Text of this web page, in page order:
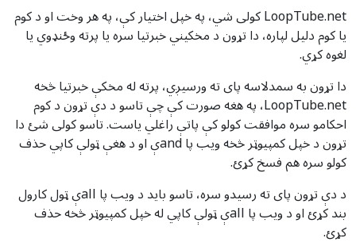
LoopTube.net کولی شي، په خپل اختیار کې، په هر وخت او د کوم
یا کوم دلیل لپاره، دا تړون د مخکیني خبرتیا سره یا پرته وځنډوي یا
لغوه کړي.
دا تړون به سمدلاسه پای ته ورسیږي، پرته له مخکې خبرتیا څخه
LoopTube.net، په هغه صورت کې چې تاسو د دې تړون د کوم
احکامو سره موافقت کولو کې پاتې راغلي یاست. تاسو کولی شئ دا
تړون د خپل کمپیوټر څخه ویب پا andې او د هغې ټولې کاپي حذف
کولو سره هم فسخ کړئ.
د دې تړون پای ته رسیدو سره، تاسو باید د ویب پا allې ټول کارول
بند کړئ او د ویب پا allې ټولې کاپي له خپل کمپیوټر څخه حذف
کړئ.